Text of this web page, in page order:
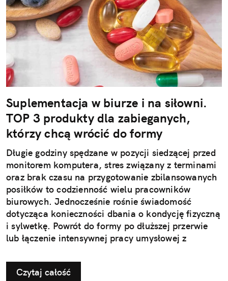
Suplementacja w biurze i na siłowni.
TOP 3 produkty dla zabieganych,
którzy chcą wrócić do formy
Długie godziny spędzane w pozycji siedzącej przed
monitorem komputera, stres związany z terminami
oraz brak czasu na przygotowanie zbilansowanych
posiłków to codzienność wielu pracowników
biurowych. Jednocześnie rośnie świadomość
dotycząca konieczności dbania o kondycję fizyczną
i sylwetkę. Powrót do formy po dłuższej przerwie
lub łączenie intensywnej pracy umysłowej z
podejścia. Kluczem do sukcesu jest nie tylko
odpowiedni plan treningowy, ale także właściwe
Czytaj całość